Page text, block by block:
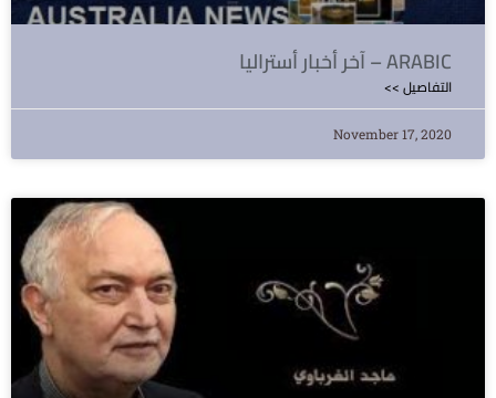
آخر أخبار أستراليا – ARABIC
<< التفاصيل
November 17, 2020